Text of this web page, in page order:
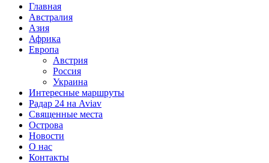
Главная
Австралия
Азия
Африка
Европа
Австрия
Россия
Украина
Интересные маршруты
Радар 24 на Aviav
Священные места
Острова
Новости
О нас
Контакты